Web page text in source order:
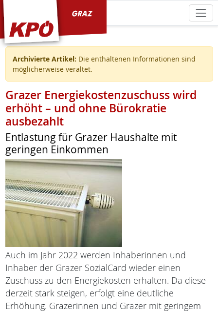
Archivierte Artikel: Die enthaltenen Informationen sind
möglicherweise veraltet.
Grazer Energiekostenzuschuss wird
erhöht – und ohne Bürokratie
ausbezahlt
Entlastung für Grazer Haushalte mit
geringen Einkommen
Auch im Jahr 2022 werden Inhaberinnen und
Inhaber der Grazer SozialCard wieder einen
Zuschuss zu den Energiekosten erhalten. Da diese
derzeit stark steigen, erfolgt eine deutliche
Erhöhung. Grazerinnen und Grazer mit geringem